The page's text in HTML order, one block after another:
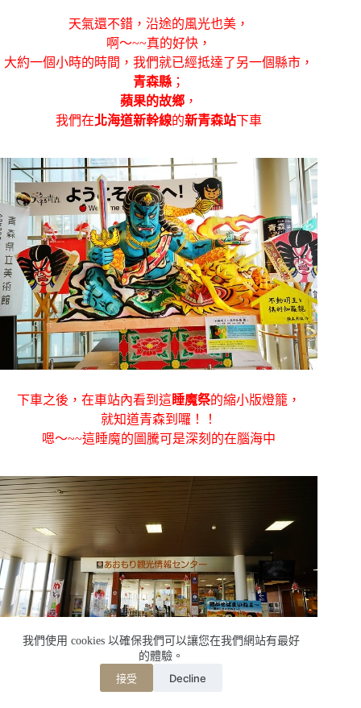
我們使用 cookies 以確保我們可以讓您在我們網站有最好
的體驗。
接受 Decline
天氣還不錯，沿途的風光也美，
啊～~~真的好快，
大約一個小時的時間，我們就已經抵達了另一個縣市，
青森縣 ；
蘋果的故鄉 ，
我們在北海道新幹線的新青森站 下車
下車之後，在車站內看到這 睡魔祭的縮小版燈籠，
就知道青森到囉！！
嗯～~~這睡魔的圖騰可是深刻的在腦海中